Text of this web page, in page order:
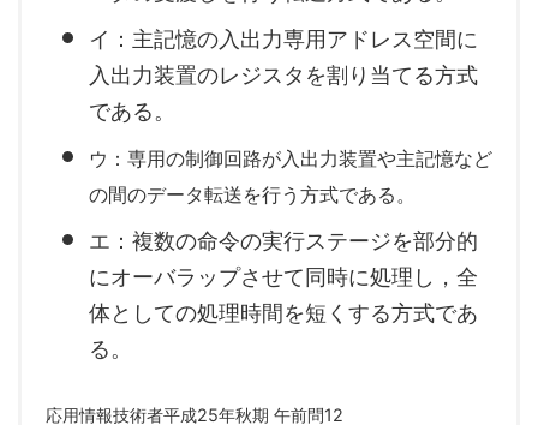
イ：主記憶の入出力専用アドレス空間に
入出力装置のレジスタを割り当てる方式
である。
ウ：専用の制御回路が入出力装置や主記憶など
の間のデータ転送を行う方式である。
エ：複数の命令の実行ステージを部分的
にオーバラップさせて同時に処理し，全
体としての処理時間を短くする方式であ
る。
応用情報技術者平成25年秋期 午前問12